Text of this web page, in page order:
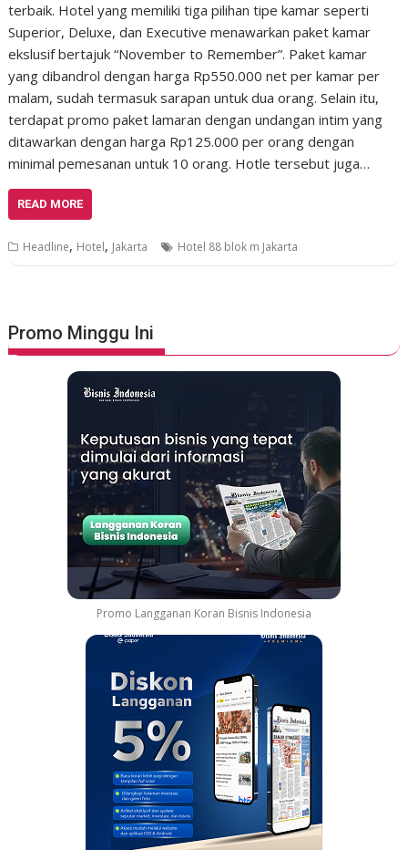
terbaik. Hotel yang memiliki tiga pilihan tipe kamar seperti
Superior, Deluxe, dan Executive menawarkan paket kamar
ekslusif bertajuk “November to Remember”. Paket kamar
yang dibandrol dengan harga Rp550.000 net per kamar per
malam, sudah termasuk sarapan untuk dua orang. Selain itu,
terdapat promo paket lamaran dengan undangan intim yang
ditawarkan dengan harga Rp125.000 per orang dengan
minimal pemesanan untuk 10 orang. Hotle tersebut juga…
READ MORE
Headline, Hotel, Jakarta Hotel 88 blok m Jakarta
Promo Minggu Ini
Promo Langganan Koran Bisnis Indonesia